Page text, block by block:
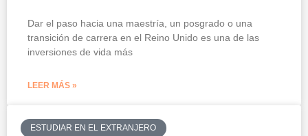
Dar el paso hacia una maestría, un posgrado o una
transición de carrera en el Reino Unido es una de las
inversiones de vida más
LEER MÁS »
ESTUDIAR EN EL EXTRANJERO